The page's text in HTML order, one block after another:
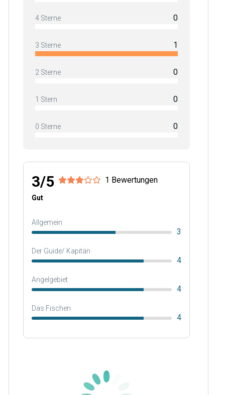
4 Sterne 0
3 Sterne 1
2 Sterne 0
1 Stern 0
0 Sterne 0
3/5 1 Bewertungen
Gut
Allgemein
3
Der Guide/ Kapitän
4
Angelgebiet
4
Das Fischen
4